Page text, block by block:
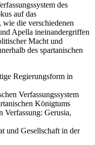
des
auf das
die verschiedenen
Apella ineinandergriffen
Macht und
des spartanischen
Regierungsform in
Verfassungssystem
Königtums
Verfassung: Gerusia,
und Gesellschaft in der